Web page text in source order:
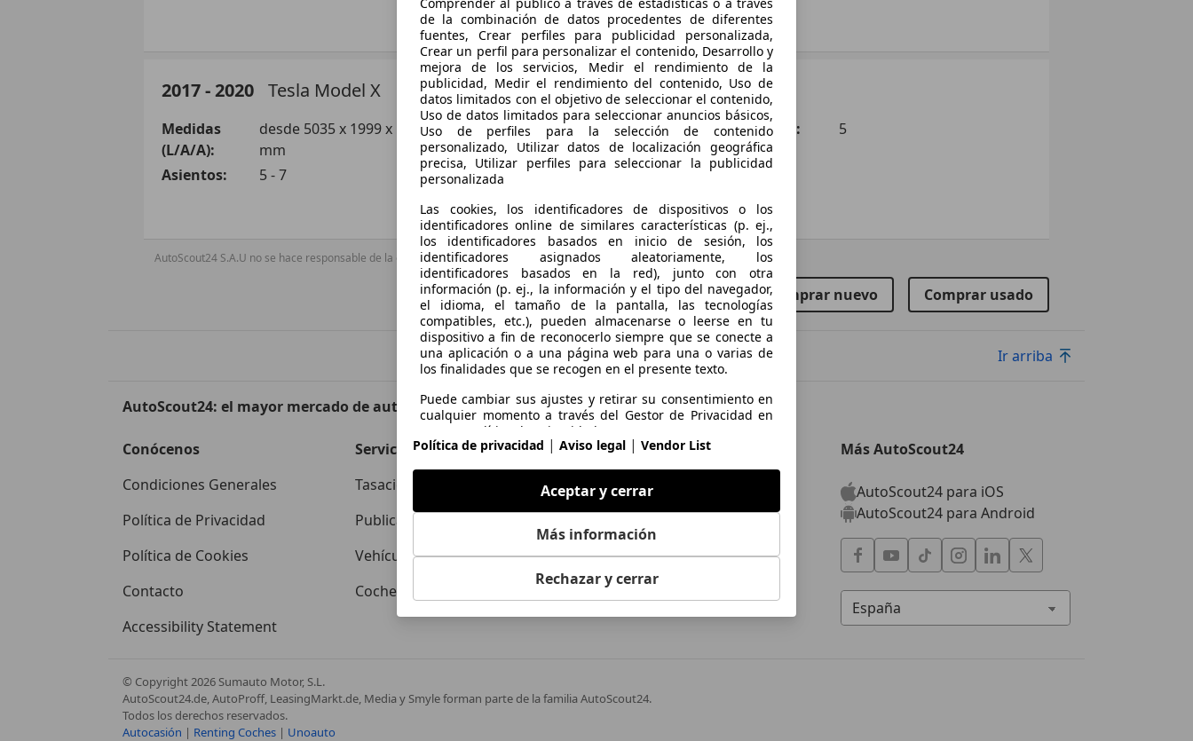
Mostrar variantes
SUV/4x4/Pickup
Eléctrico
Model X Long Range AWD 386 - 493 KW (525 - 670 PS)
568 KW (772 PS)
2017 - 2020 Tesla Model X
Medidas
(L/A/A):
desde 5035 x 1999 x 1684
mm
Potencia:
245 - 568 KW (333 - 772
PS)
Puertas: 5
Asientos:
5 - 7
Mostrar variantes
SUV/4x4/Pickup
311 KW (423 PS)
Model X 75D 245 KW (333 PS)
Model X 90D 311 KW (423 PS)
Model X Long Range AWD
450 KW (612 PS)
568 KW (772 PS)
Model X Performance
568 KW (772 PS) Ø 20.0 kWh/100km
Model X Standard Range
AWD
AutoScout24 S.A.U no se hace responsable de la exactitud de la información.
Comprar nuevo Comprar usado
Ir arriba
AutoScout24: el mayor mercado de automoción de Europa
Conócenos
Condiciones Generales
Política de Privacidad
Política de Cookies
Contacto
Accessibility Statement
Servicios
Tasación de vehículos
Publicar anuncio gratis
Vehículos de ocasión por marca
Coches de ocasión por provincia
Clientes
Iniciar sesión
Contacta con nosotros
Más AutoScout24
AutoScout24 para iOS
AutoScout24 para Android
© Copyright2026 Sumauto Motor, S.L.
AutoScout24.de, AutoProff, LeasingMarkt.de, Media y Smyle forman parte de la familia AutoScout24.
Todos los derechos reservados.
Autocasión | Renting Coches | Unoauto
de la combinación de datos procedentes de diferentes
fuentes, Crear perfiles para publicidad personalizada,
Crear un perfil para personalizar el contenido, Desarrollo y
mejora de los servicios, Medir el rendimiento de la
publicidad, Medir el rendimiento del contenido, Uso de
datos limitados con el objetivo de seleccionar el contenido,
Uso de datos limitados para seleccionar anuncios básicos,
Uso de perfiles para la selección de contenido
personalizado, Utilizar datos de localización geográfica
precisa, Utilizar perfiles para seleccionar la publicidad
personalizada
Las cookies, los identificadores de dispositivos o los
identificadores online de similares características (p. ej.,
los identificadores basados en inicio de sesión, los
identificadores asignados aleatoriamente, los
identificadores basados en la red), junto con otra
información (p. ej., la información y el tipo del navegador,
el idioma, el tamaño de la pantalla, las tecnologías
compatibles, etc.), pueden almacenarse o leerse en tu
dispositivo a fin de reconocerlo siempre que se conecte a
una aplicación o a una página web para una o varias de
los finalidades que se recogen en el presente texto.
Puede cambiar sus ajustes y retirar su consentimiento en
cualquier momento a través del Gestor de Privacidad en
nuestra Política de privacidad.
Propósitos
Datos de localización geográfica precisa e identificación
Publicidad y contenido personalizados, medición de
publicidad y contenido, investigación de audiencia y
Nosotros o estos proveedores utilizamos cookies o
herramientas y tecnologías similares necesarias para las
Política de privacidad | Aviso legal | Vendor List
Aceptar y cerrar
Más información
Rechazar y cerrar